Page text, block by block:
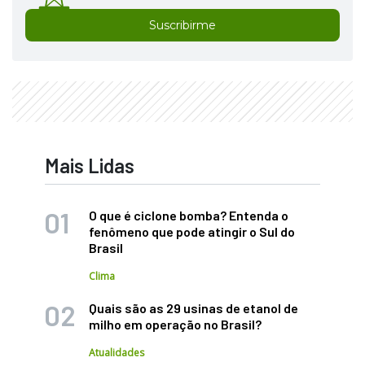
Suscribirme
Mais Lidas
O que é ciclone bomba? Entenda o
fenômeno que pode atingir o Sul do
Brasil
Clima
Quais são as 29 usinas de etanol de
milho em operação no Brasil?
Atualidades